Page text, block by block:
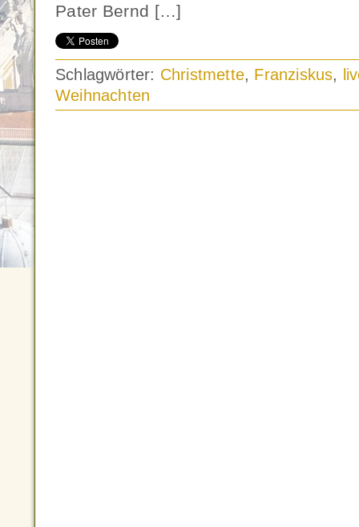
Pater Bernd […]
Schlagwörter: Christmette, Franziskus,
Weihnachten